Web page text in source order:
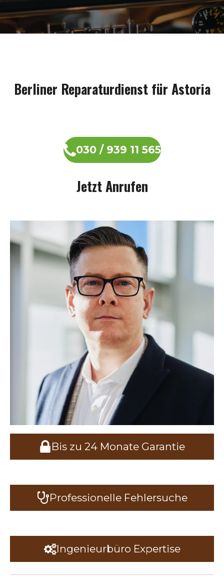
Berliner Reparaturdienst für Astoria
030 / 939 11 565
Jetzt Anrufen
Bis zu 24 Monate Garantie
Professionelle Fehlersuche
Ingenieurbüro Expertise